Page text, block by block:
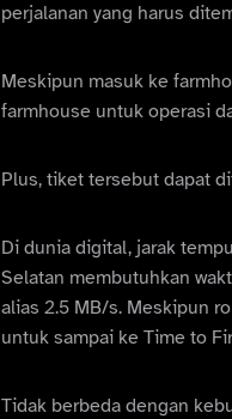
perjalanan yang harus
Meskipun masuk ke
farmhouse untuk operasi
Plus, tiket tersebut dapat
Di dunia digital, jarak
Selatan membutuhkan
alias 2.5 MB/s. Meskipun
untuk sampai ke Time to
Tidak berbeda dengan